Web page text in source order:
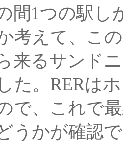
間1つの駅し
考えて、こ
来るサンド
た。RERは
で、これで
うかが確認